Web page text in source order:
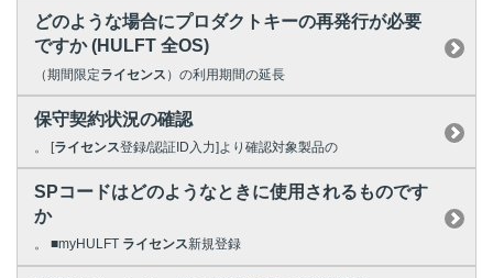
どのような場合にプロダクトキーの再発行が必要
ですか (HULFT 全OS)
（期間限定ライセンス ）の利用期間の延長
保守契約状況の確認
。 [ライセンス登録/認証ID入力]より確認対象製品の
SPコードはどのようなときに使用されるものです
か
。 ■myHULFT ライセンス新規登録